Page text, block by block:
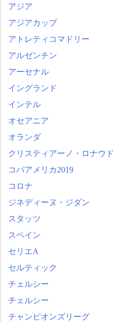
アジア
アジアカップ
アトレティコマドリー
アルゼンチン
アーセナル
イングランド
インテル
オセアニア
オランダ
クリスティアーノ・ロナウド
コパアメリカ2019
コロナ
ジネディーヌ・ジダン
スタッツ
スペイン
セリエA
セルティック
チェルシー
チェルシー
チャンピオンズリーグ